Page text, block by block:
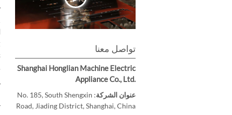
1.
تواصل معنا
Shanghai Honglian Machine Electric
Appliance Co., Ltd.
عنوان الشركة : No. 185, South Shengxin
Road, Jiading District, Shanghai, China